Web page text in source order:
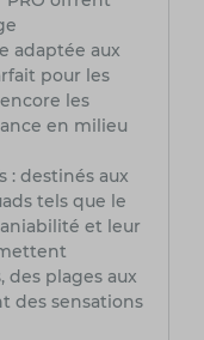
adaptée aux
pour les
les
en milieu
: destinés aux
tels que le
et leur
des plages aux
des sensations